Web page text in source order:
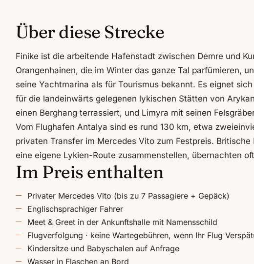
Über diese Strecke
Finike ist die arbeitende Hafenstadt zwischen Demre und
Orangenhainen, die im Winter das ganze Tal parfümieren,
seine Yachtmarina als für Tourismus bekannt. Es eignet
für die landeinwärts gelegenen lykischen Stätten von
einen Berghang terrassiert, und Limyra mit seinen
Vom Flughafen Antalya sind es rund 130 km, etwa
privaten Transfer im Mercedes Vito zum Festpreis. Britische
eine eigene Lykien-Route zusammenstellen, übernachten
Im Preis enthalten
Privater Mercedes Vito (bis zu 7 Passagiere + Gepäck)
Englischsprachiger Fahrer
Meet & Greet in der Ankunftshalle mit Namensschild
Flugverfolgung · keine Wartegebühren, wenn Ihr Flug
Kindersitze und Babyschalen auf Anfrage
Wasser in Flaschen an Bord